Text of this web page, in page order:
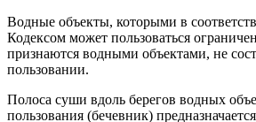
Водные объекты, которыми в
Кодексом может пользоваться
признаются водными объектами, не
пользовании.
Полоса суши вдоль берегов водных
пользования (бечевник)